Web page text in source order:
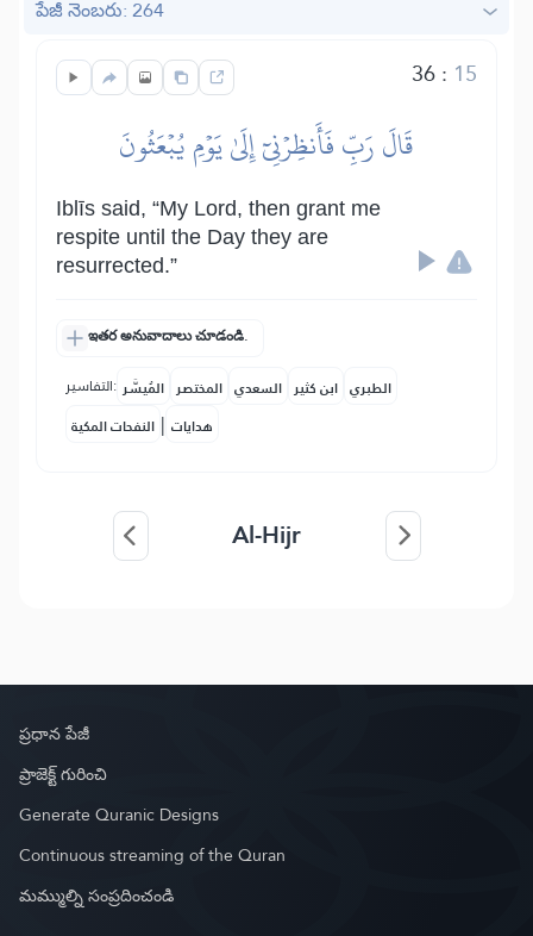
పేజీ నెంబరు: 264
36: 15
قَالَ رَبِّ فَأَنظِرۡنِيٓ إِلَىٰ يَوۡمِ يُبۡعَثُونَ
Iblīs said, “My Lord, then grant me
respite until the Day they are
resurrected.”
ఇతర అనువాదాలు చూడండి.
التفاسير: المُيسَّر المختصر السعدي ابن كثير الطبري
النفحات المكية | هدايات
Al-Hijr
ప్రధాన పేజీ
ప్రాజెక్ట్ గురించి
Generate Quranic Designs
Continuous streaming of the Quran
మమ్ముల్ని సంప్రదించండి